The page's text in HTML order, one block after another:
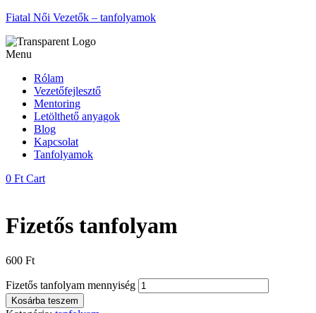
Fiatal Női Vezetők – tanfolyamok
Menu
Rólam
Vezetőfejlesztő
Mentoring
Letölthető anyagok
Blog
Kapcsolat
Tanfolyamok
0 Ft Cart
Fizetős tanfolyam
600 Ft
Fizetős tanfolyam mennyiség
Kosárba teszem